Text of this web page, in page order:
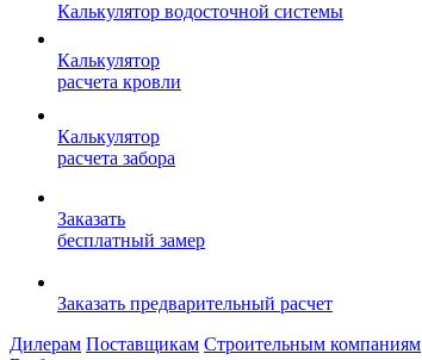
Калькулятор водосточной системы
Калькулятор
расчета кровли
Калькулятор
расчета забора
Заказать
бесплатный замер
Заказать предварительный расчет
Дилерам Поставщикам Строительным компаниям